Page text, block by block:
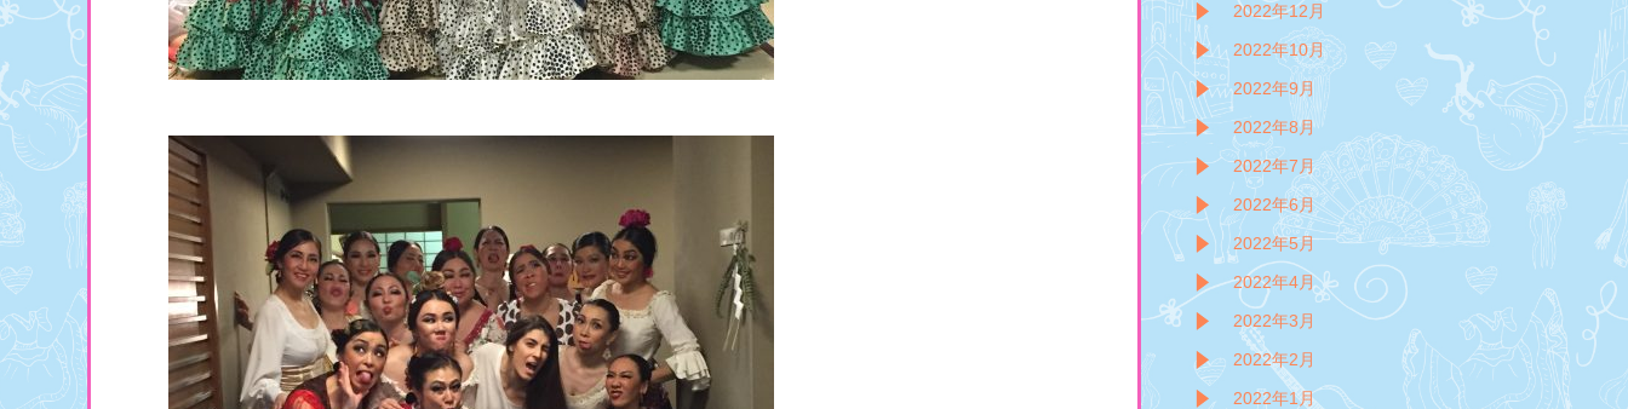
2022年12月
2022年10月
2022年9月
2022年8月
2022年7月
2022年6月
2022年5月
2022年4月
2022年3月
2022年2月
2022年1月